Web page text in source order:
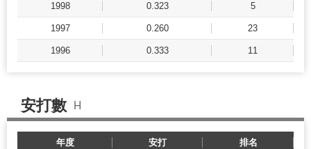
1998 0.323 5
1997 0.260 23
1996 0.333 11
安打數 H
年度 安打 排名